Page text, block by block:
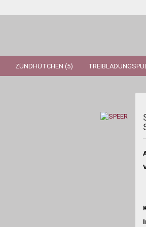
ZÜNDHÜTCHEN (5)